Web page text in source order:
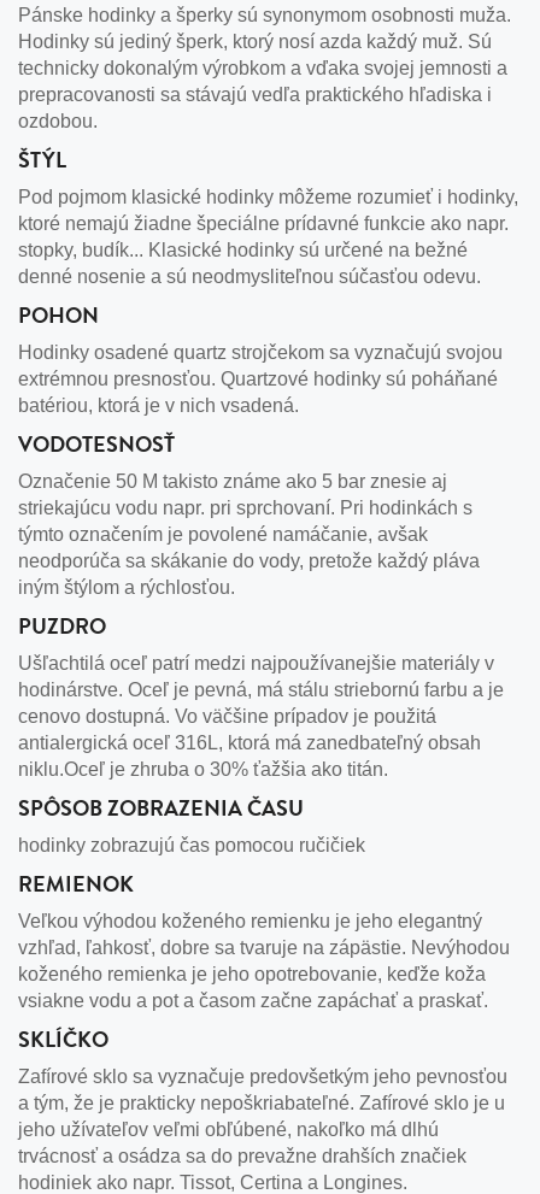
Pánske hodinky a šperky sú synonymom osobnosti muža.
Hodinky sú jediný šperk, ktorý nosí azda každý muž. Sú
technicky dokonalým výrobkom a vďaka svojej jemnosti a
prepracovanosti sa stávajú vedľa praktického hľadiska i
ozdobou.
ŠTÝL
Pod pojmom klasické hodinky môžeme rozumieť i hodinky,
ktoré nemajú žiadne špeciálne prídavné funkcie ako napr.
stopky, budík... Klasické hodinky sú určené na bežné
denné nosenie a sú neodmysliteľnou súčasťou odevu.
POHON
Hodinky osadené quartz strojčekom sa vyznačujú svojou
extrémnou presnosťou. Quartzové hodinky sú poháňané
batériou, ktorá je v nich vsadená.
VODOTESNOSŤ
Označenie 50 M takisto známe ako 5 bar znesie aj
striekajúcu vodu napr. pri sprchovaní. Pri hodinkách s
týmto označením je povolené namáčanie, avšak
neodporúča sa skákanie do vody, pretože každý pláva
iným štýlom a rýchlosťou.
PUZDRO
Ušľachtilá oceľ patrí medzi najpoužívanejšie materiály v
hodinárstve. Oceľ je pevná, má stálu striebornú farbu a je
cenovo dostupná. Vo väčšine prípadov je použitá
antialergická oceľ 316L, ktorá má zanedbateľný obsah
niklu.Oceľ je zhruba o 30% ťažšia ako titán.
SPÔSOB ZOBRAZENIA ČASU
hodinky zobrazujú čas pomocou ručičiek
REMIENOK
Veľkou výhodou koženého remienku je jeho elegantný
vzhľad, ľahkosť, dobre sa tvaruje na zápästie. Nevýhodou
koženého remienka je jeho opotrebovanie, keďže koža
vsiakne vodu a pot a časom začne zapáchať a praskať.
SKLÍČKO
Zafírové sklo sa vyznačuje predovšetkým jeho pevnosťou
a tým, že je prakticky nepoškriabateľné. Zafírové sklo je u
jeho užívateľov veľmi obľúbené, nakoľko má dlhú
trvácnosť a osádza sa do prevažne drahších značiek
hodiniek ako napr. Tissot, Certina a Longines.